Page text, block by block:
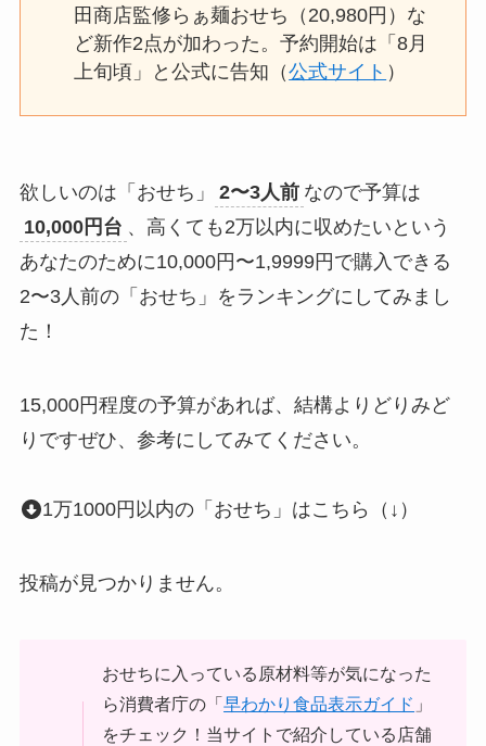
田商店監修らぁ麺おせち（20,980円）な
ど新作2点が加わった。予約開始は「8月
上旬頃」と公式に告知（公式サイト ）
欲しいのは「おせち」 2〜3人前 なので予算は
10,000円台 、高くても2万以内に収めたいという
あなたのために10,000円〜1,9999円で購入できる
2〜3人前の「おせち」をランキングにしてみまし
た！
15,000円程度の予算があれば、結構よりどりみど
りですぜひ、参考にしてみてください。
1万1000円以内の「おせち」はこちら（↓）
投稿が見つかりません。
おせちに入っている原材料等が気になった
ら消費者庁の「早わかり食品表示ガイド 」
をチェック！当サイトで紹介している店舗